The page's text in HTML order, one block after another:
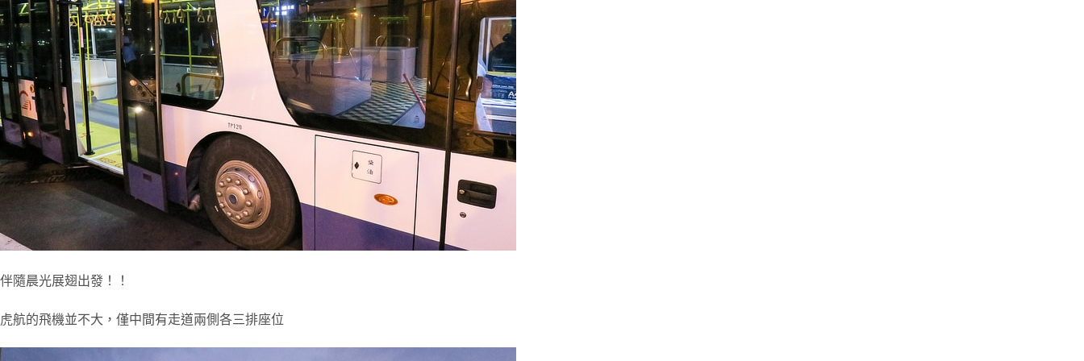
伴隨晨光展翅出發！！
虎航的飛機並不大，僅中間有走道兩側各三排座位